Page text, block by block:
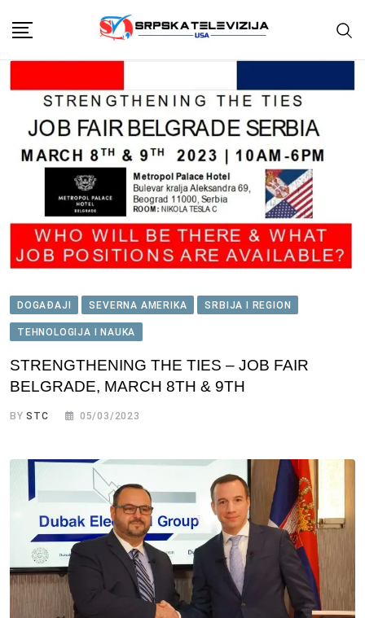
content
DOGAĐAJI SEVERNA AMERIKA SRBIJA I REGION
TEHNOLOGIJA I NAUKA
STRENGTHENING THE TIES – JOB FAIR
BELGRADE, MARCH 8TH & 9TH
BYSTC 05/03/2023